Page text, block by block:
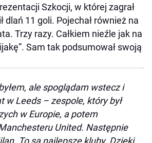
Szkocji, w której zagrał
dlań 11 goli. Pojechał również na
Trzy razy. Całkiem nieźle jak na
Sam tak podsumował swoją
ale spoglądam wstecz i
w Leeds – zespole, który był
w Europie, a potem
United. Następnie